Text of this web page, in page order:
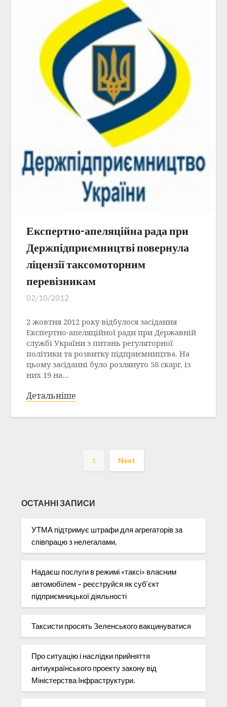
Експертно-апеляційна рада при
Держпідприємництві повернула
ліцензії таксомоторним
перевізникам
02/10/2012
2 жовтня 2012 року відбулося засідання
Експертно-апеляційної ради при Державній
службі України з питань регуляторної
політики та розвитку підприємництва. На
цьому засіданні було розлянуто 58 скарг, із
них 19 на…
Детальніше
1 Next
ОСТАННІ ЗАПИСИ
УТМА підтримує штрафи для агрегаторів за
співпрацю з нелегалами.
Надаєш послуги в режимі «таксі» власним
автомобілем – реєструйся як суб’єкт
підприємницької діяльності
Таксисти просять Зеленського вакцинуватися
Про ситуацію і наслідки прийняття
антиукраїнського проекту закону від
Міністерства Інфраструктури.